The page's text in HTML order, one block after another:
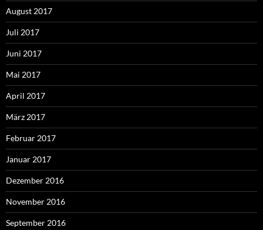
August 2017
Juli 2017
Juni 2017
Mai 2017
April 2017
März 2017
Februar 2017
Januar 2017
Dezember 2016
November 2016
September 2016